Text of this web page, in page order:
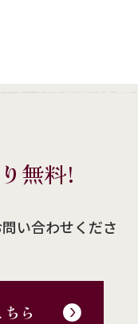
無料!
い合わせくださ
ら